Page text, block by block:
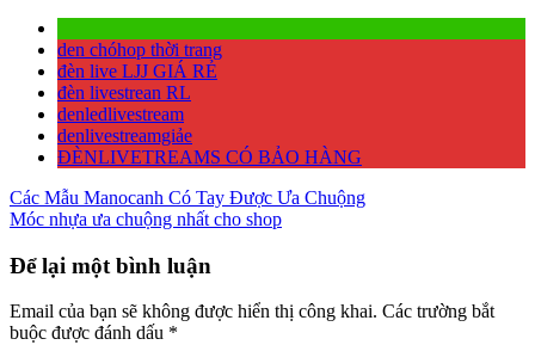
den chóhop thời trang
đèn live LJJ GIÁ RẺ
đèn livestrean RL
denledlivestream
denlivestreamgiảe
ĐÈNLIVETREAMS CÓ BẢO HÀNG
Điều
hướng
bài
viết
Các Mẫu Manocanh Có Tay Được Ưa Chuộng
Móc nhựa ưa chuộng nhất cho shop
Để lại một bình luận
Email của bạn sẽ không được hiển thị công khai. Các trường bắt
buộc được đánh dấu *